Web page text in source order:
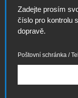
Zadejte prosím
číslo pro kontrolu
dopravě.
Poštovní schránka /